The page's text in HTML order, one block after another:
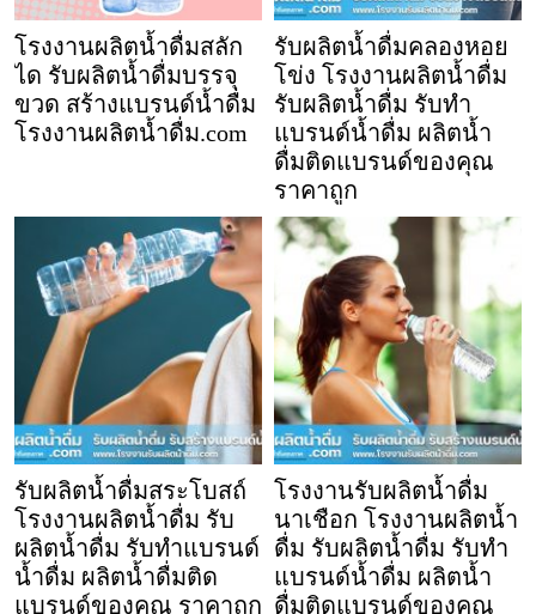
โรงงานผลิตน้ำดื่มสลัก
ได รับผลิตน้ำดื่มบรรจุ
ขวด สร้างแบรนด์น้ำดื่ม
โรงงานผลิตน้ำดื่ม.com
รับผลิตน้ำดื่มคลองหอย
โข่ง โรงงานผลิตน้ำดื่ม
รับผลิตน้ำดื่ม รับทำ
แบรนด์น้ำดื่ม ผลิตน้ำ
ดื่มติดแบรนด์ของคุณ
ราคาถูก
รับผลิตน้ำดื่มสระโบสถ์
โรงงานผลิตน้ำดื่ม รับ
ผลิตน้ำดื่ม รับทำแบรนด์
น้ำดื่ม ผลิตน้ำดื่มติด
แบรนด์ของคุณ ราคาถูก
โรงงานรับผลิตน้ำดื่ม
นาเชือก โรงงานผลิตน้ำ
ดื่ม รับผลิตน้ำดื่ม รับทำ
แบรนด์น้ำดื่ม ผลิตน้ำ
ดื่มติดแบรนด์ของคุณ